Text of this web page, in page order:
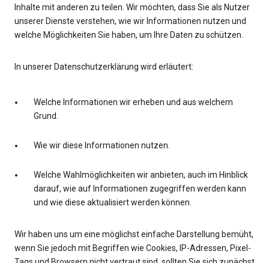
Inhalte mit anderen zu teilen. Wir möchten, dass Sie als Nutzer
unserer Dienste verstehen, wie wir Informationen nutzen und
welche Möglichkeiten Sie haben, um Ihre Daten zu schützen.
In unserer Datenschutzerklärung wird erläutert:
Welche Informationen wir erheben und aus welchem
Grund.
Wie wir diese Informationen nutzen.
Welche Wahlmöglichkeiten wir anbieten, auch im Hinblick
darauf, wie auf Informationen zugegriffen werden kann
und wie diese aktualisiert werden können.
Wir haben uns um eine möglichst einfache Darstellung bemüht,
wenn Sie jedoch mit Begriffen wie Cookies, IP-Adressen, Pixel-